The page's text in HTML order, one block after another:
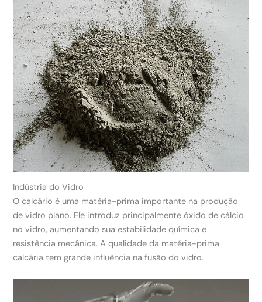
Indústria do Vidro
O calcário é uma matéria-prima importante na produção
de vidro plano. Ele introduz principalmente óxido de cálcio
no vidro, aumentando sua estabilidade química e
resistência mecânica. A qualidade da matéria-prima
calcária tem grande influência na fusão do vidro.